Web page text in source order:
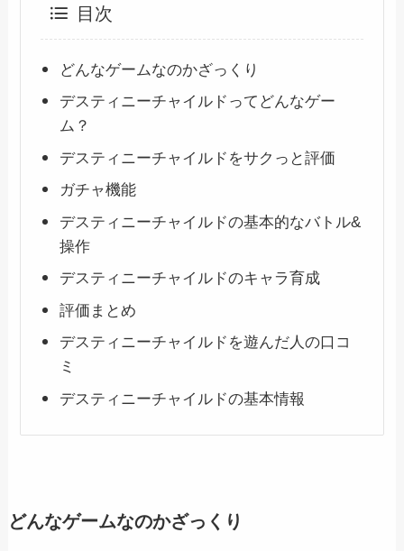
目次
どんなゲームなのかざっくり
デスティニーチャイルドってどんなゲー
ム？
デスティニーチャイルドをサクっと評価
ガチャ機能
デスティニーチャイルドの基本的なバトル&
操作
デスティニーチャイルドのキャラ育成
評価まとめ
デスティニーチャイルドを遊んだ人の口コ
ミ
デスティニーチャイルドの基本情報
どんなゲームなのかざっくり